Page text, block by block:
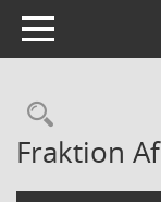
Toggle navigation
Fraktion